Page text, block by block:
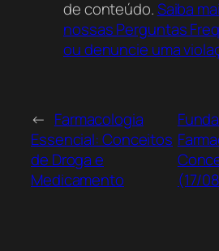
de conteúdo.Saiba
nossas Perguntas
ou denuncie uma
← Farmacologia
Essencial: Conceitos
de Droga e
Medicamento
(17/